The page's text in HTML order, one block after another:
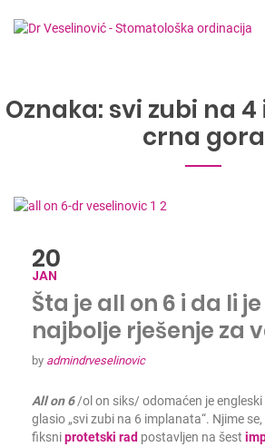
Oznaka: svi zubi na
crna gora
20
JAN
Šta je all on 6 i da li
najbolje rješenje za
by admindrveselinovic
All on 6/ol on siks/ odomaćen je engleski
glasio „svi zubi na 6 implanata“. Njime
fiksniprotetski rad postavljen na šest